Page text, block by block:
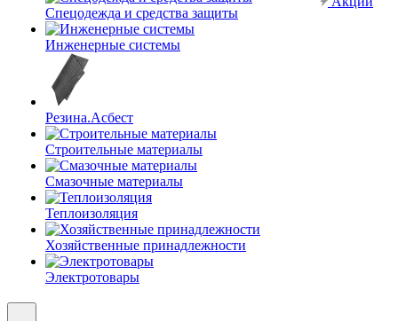
Спецодежда и средства защиты
Инженерные системы
Резина.Асбест
Строительные материалы
Смазочные материалы
Теплоизоляция
Хозяйственные принадлежности
Электротовары